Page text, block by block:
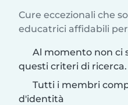
Cure eccezionali che
educatrici affidabili
Al momento non ci
questi criteri di ricerca.
Tutti i membri
d'identità